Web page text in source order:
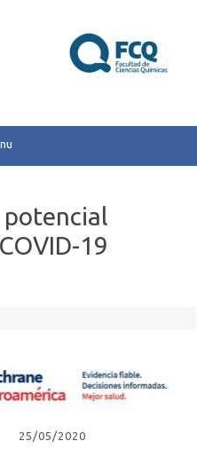
potencial
19
25/05/2020